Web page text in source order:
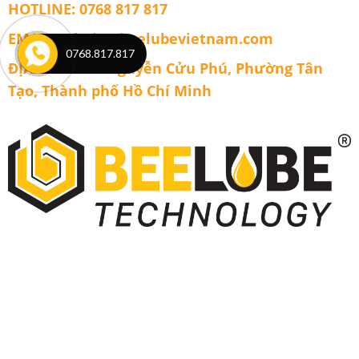
HOTLINE: 0768 817 817
EMAIL: admin@beelubevietnam.com
ĐỊA CHỈ: 1606 Nguyễn Cửu Phú, Phường Tân
Tạo, Thành phố Hồ Chí Minh
0768.817.817